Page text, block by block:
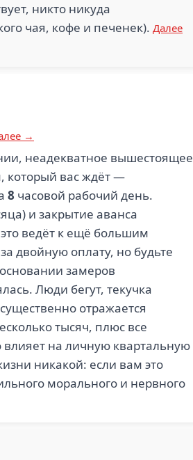
никто никуда
чая, кофе и печенек). Далее
→
неадекватное вышестоящее
который вас ждёт —
8 часовой рабочий день.
и закрытие аванса
ведёт к ещё большим
двойную оплату, но будьте
замеров
Люди бегут, текучка
отражается
тысяч, плюс все
влияет на личную квартальную
никакой: если вам это
морального и нервного